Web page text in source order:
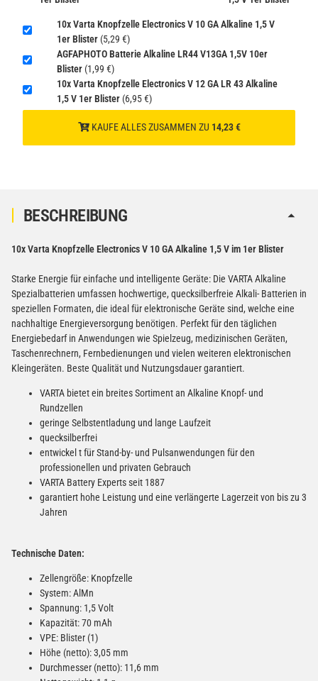
inkl. 19% USt. zzgl.Versand
(Gefahrgut UN3480 Versand
gem. SV188 ADR)
− +
10x Varta Knopfzelle Electronics V 10 GA Alkaline 1,5 V
1er Blister (5,29 €)
AGFAPHOTO Batterie Alkaline LR44 V13GA 1,5V 10er
Blister (1,99 €)
10x Varta Knopfzelle Electronics V 12 GA LR 43 Alkaline
1,5 V 1er Blister (6,95 €)
KAUFE ALLES ZUSAMMEN ZU 14,23 €
BESCHREIBUNG
10x Varta Knopfzelle Electronics V 10 GA Alkaline 1,5 V im 1er Blister
Starke Energie für einfache und intelligente Geräte: Die VARTA Alkaline
Spezialbatterien umfassen hochwertige, quecksilberfreie Alkali- Batterien in
speziellen Formaten, die ideal für elektronische Geräte sind, welche eine
nachhaltige Energieversorgung benötigen. Perfekt für den täglichen
Energiebedarf in Anwendungen wie Spielzeug, medizinischen Geräten,
Taschenrechnern, Fernbedienungen und vielen weiteren elektronischen
Kleingeräten. Beste Qualität und Nutzungsdauer garantiert.
VARTA bietet ein breites Sortiment an Alkaline Knopf- und
Rundzellen
geringe Selbstentladung und lange Laufzeit
quecksilberfrei
entwickel t für Stand-by- und Pulsanwendungen für den
professionellen und privaten Gebrauch
VARTA Battery Experts seit 1887
garantiert hohe Leistung und eine verlängerte Lagerzeit von bis zu 3
Jahren
Technische Daten:
Zellengröße: Knopfzelle
System: AlMn
Spannung: 1,5 Volt
Kapazität: 70 mAh
VPE: Blister (1)
Höhe (netto): 3,05 mm
Durchmesser (netto): 11,6 mm